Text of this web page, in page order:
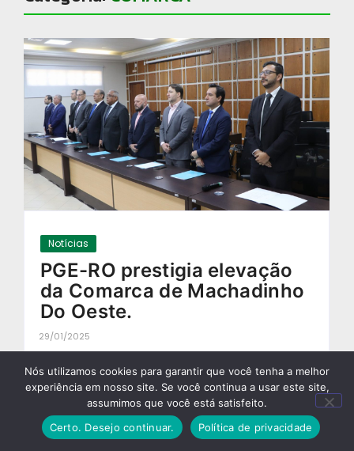
Notícias
PGE-RO prestigia elevação
da Comarca de Machadinho
Do Oeste.
29/01/2025
Nós utilizamos cookies para garantir que você tenha a melhor
experiência em nosso site. Se você continua a usar este site,
assumimos que você está satisfeito.
Certo. Desejo continuar.
Política de privacidade